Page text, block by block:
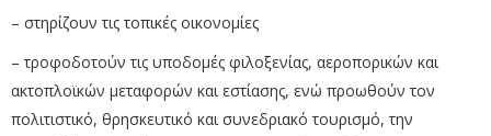
– στηρίζουν τις τοπικές οικονομίες
– τροφοδοτούν τις υποδομές φιλοξενίας, αεροπορικών και
ακτοπλοϊκών μεταφορών και εστίασης, ενώ προωθούν τον
πολιτιστικό, θρησκευτικό και συνεδριακό τουρισμό, την